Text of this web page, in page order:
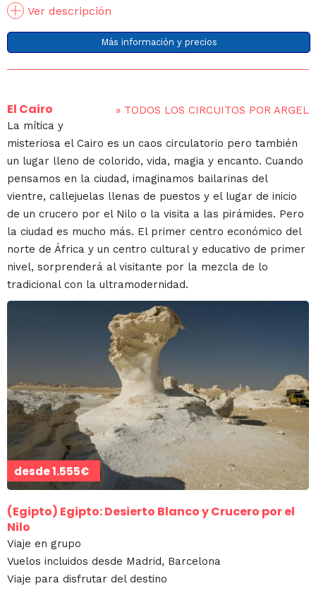
Ver descripción
Más información y precios
» TODOS LOS CIRCUITOS POR ARGEL
El Cairo
La mítica y
misteriosa el Cairo es un caos circulatorio pero también
un lugar lleno de colorido, vida, magia y encanto. Cuando
pensamos en la ciudad, imaginamos bailarinas del
vientre, callejuelas llenas de puestos y el lugar de inicio
de un crucero por el Nilo o la visita a las pirámides. Pero
la ciudad es mucho más. El primer centro económico del
norte de África y un centro cultural y educativo de primer
nivel, sorprenderá al visitante por la mezcla de lo
tradicional con la ultramodernidad.
desde1.555€
(Egipto) Egipto: Desierto Blanco y Crucero por el
Nilo
Viaje en grupo
Vuelos incluidos desde Madrid, Barcelona
Viaje para disfrutar del destino